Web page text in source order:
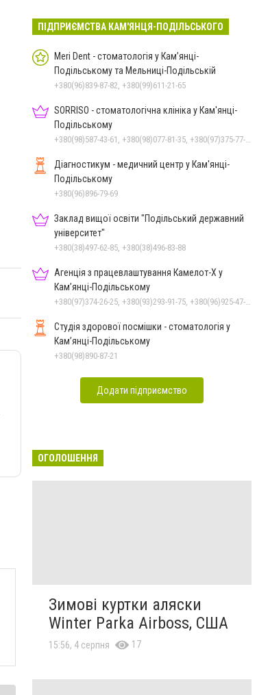
ПІДПРИЄМСТВА КАМ'ЯНЦЯ-ПОДІЛЬСЬКОГО
Meri Dent - стоматологія у Кам’янці-
Подільському та Мельниці-Подільській
+380(96)839-87-82, +380(99)611-21-65
SORRISO - стоматологічна клініка у Кам'янці-
Подільському
+380(98)587-43-61, +380(98)077-81-35, +380(97)375-77-72, +380(97)982-31-07
Діагностикум - медичний центр у Кам'янці-
Подільському
+380(96)896-79-69
Заклад вищої освіти "Подільський державний
університет"
+380(38)497-62-85, +380(38)496-83-88
Агенція з працевлаштування Камелот-Х у
Кам’янці-Подільському
+380(97)374-26-25, +380(93)293-91-75, +380(96)925-47-71, +380(73)327-54-83
Студія здорової посмішки - стоматологія у
Кам’янці-Подільському
+380(98)890-87-21
Додати підприємство
ОГОЛОШЕННЯ
Зимові куртки аляски
Winter Parka Airboss, США
15:56, 4 серпня 17